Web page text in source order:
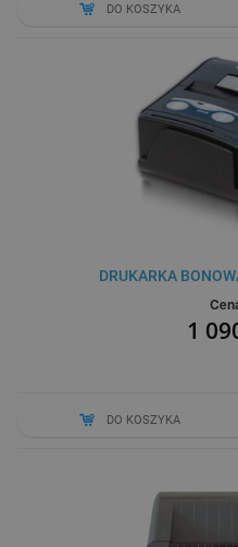
DO KOSZYKA
DRUKARKA
1
DO KOSZYKA